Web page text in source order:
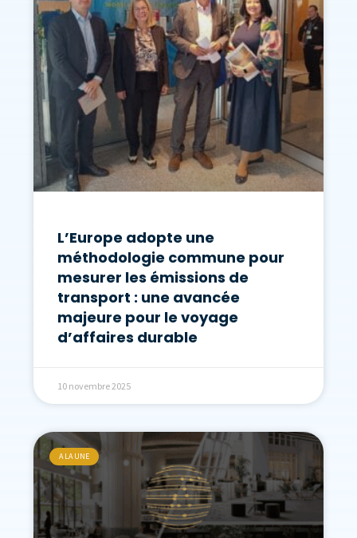
L’Europe adopte une
méthodologie commune pour
mesurer les émissions de
transport : une avancée
majeure pour le voyage
d’affaires durable
10 novembre 2025
A LA UNE